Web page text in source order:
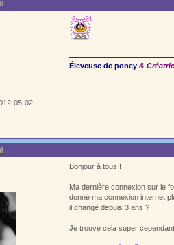
05-02
Éleveuse de poney &
Bonjour à tous !
Ma dernière connexion sur le
donné ma connexion internet
il changé depuis 3 ans ?
Je trouve cela super